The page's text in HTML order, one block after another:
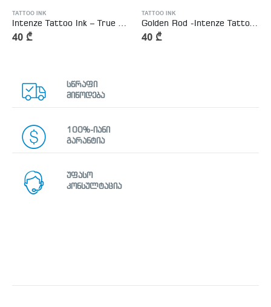
TATTOO INK
40 ₾
TATTOO INK
40 ₾
სწრაფი
მიწოდება
100%-იანი
გარანტია
უფასო
კონსულტაცია